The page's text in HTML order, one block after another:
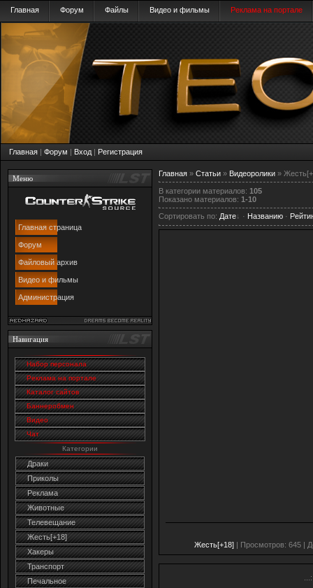
Главная Форум Файлы Видео и фильмы Реклама на портале
Главная | Форум | Вход | Регистрация
Меню
Главная страница
Форум
Файловый архив
Видео и фильмы
Администрация
Навигация
Набор персонала
Реклама на портале
Каталог сайтов
Баннеробмен
Видео
Чат
Категории
Драки
Приколы
Реклама
Животные
Телевещание
Жесть[+18]
Хакеры
Транспорт
Печальное
Главная » Статьи » Видеоролики »
В категории материалов: 105
Показано материалов: 1-10
Сортировать по: Дате · Названию ·
Жесть[+18]| Просмотров: 645 |